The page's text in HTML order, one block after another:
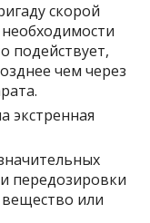
скорой
подействует,
чем через
экстренная
передозировки
или